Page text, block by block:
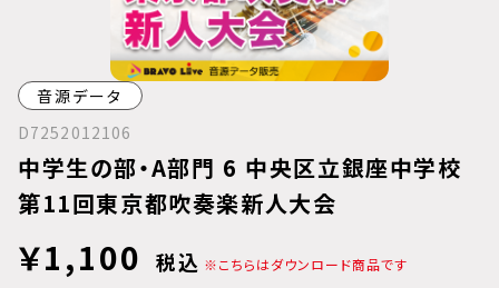
音源データ
D7252012106
中学生の部・A部門 6 中央区立銀座中学校
第11回東京都吹奏楽新人大会
￥1,100 税込 ※こちらはダウンロード商品です